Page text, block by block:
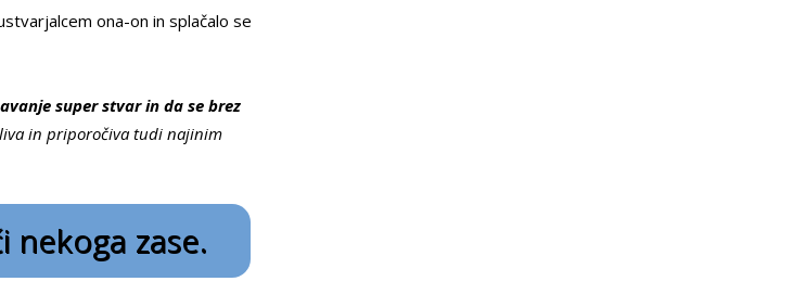
ona-on in splačalo se
super stvar in da se brez
in priporočiva tudi najinim
nekoga zase.